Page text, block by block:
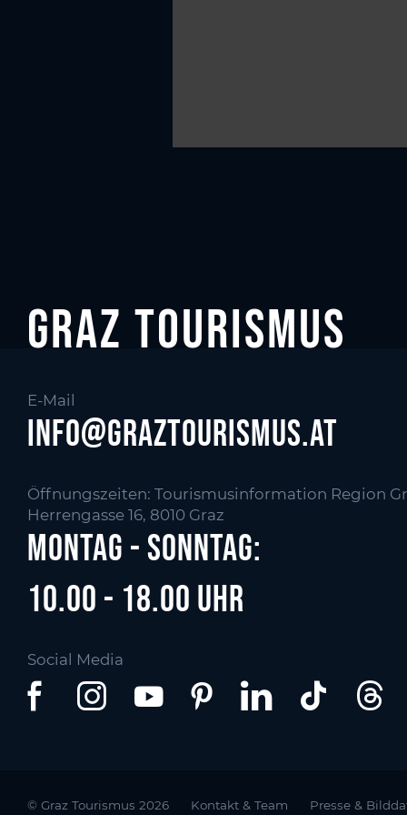
Graz tourismus
E-Mail
info@graztourismus.at
Öffnungszeiten: Tourismusinformation Region
Herrengasse 16, 8010 Graz
Montag - Sonntag:
10.00 - 18.00 Uhr
Social Media
© Graz Tourismus 2026 Kontakt & Team Presse &